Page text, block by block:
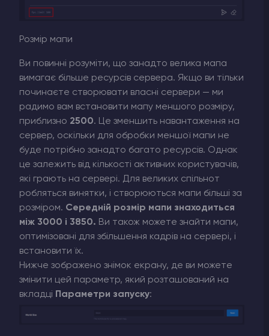
Розмір мапи
Ви повинні розуміти, що занадто велика мапа
вимагає більше ресурсів сервера. Якщо ви тільки
починаєте створювати власні сервери — ми
радимо вам встановити мапу меншого розміру,
приблизно 2500. Це зменшить навантаження на
сервер, оскільки для обробки меншої мапи не
буде потрібно занадто багато ресурсів. Однак
це залежить від кількості активних користувачів,
які грають на сервері. Для великих спільнот
робляться винятки, і створюються мапи більші за
розміром. Середній розмір мапи знаходиться
між 3000 і 3850. Ви також можете знайти мапи,
оптимізовані для збільшення кадрів на сервері, і
встановити їх.
Нижче зображено знімок екрану, де ви можете
змінити цей параметр, який розташований на
вкладці Параметри запуску: